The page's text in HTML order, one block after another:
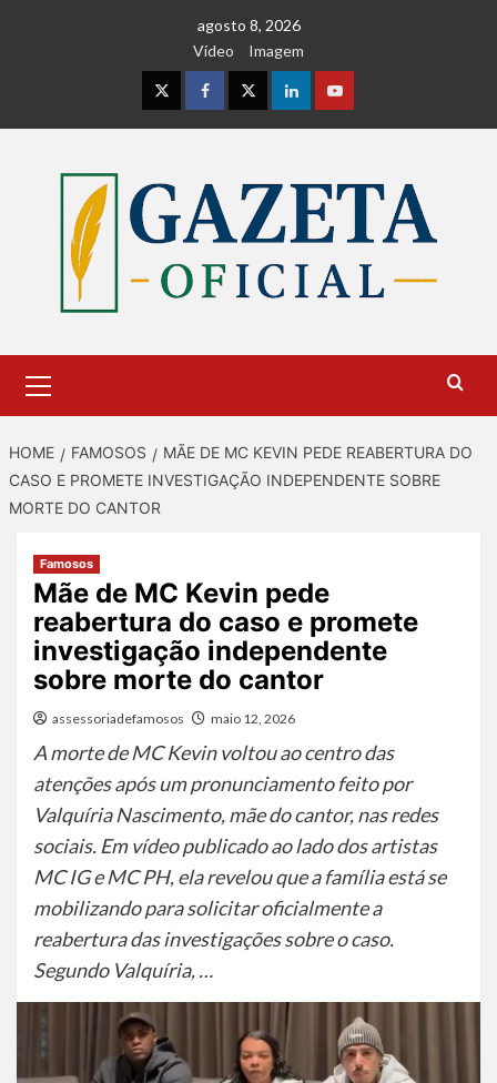
agosto 8, 2026
Vídeo
Imagem
InstagramFacebookTwitterLinkedinYoutube
Menu
HOME FAMOSOS
MÃE DE MC KEVIN PEDE REABERTURA DO
CASO E PROMETE INVESTIGAÇÃO INDEPENDENTE SOBRE
MORTE DO CANTOR
Famosos
Mãe de MC Kevin pede
reabertura do caso e promete
investigação independente
sobre morte do cantor
assessoriadefamosos maio 12, 2026
A morte de MC Kevin voltou ao centro das
atenções após um pronunciamento feito por
Valquíria Nascimento, mãe do cantor, nas redes
sociais. Em vídeo publicado ao lado dos artistas
MC IG e MC PH, ela revelou que a família está se
mobilizando para solicitar oficialmente a
reabertura das investigações sobre o caso.
Segundo Valquíria, …